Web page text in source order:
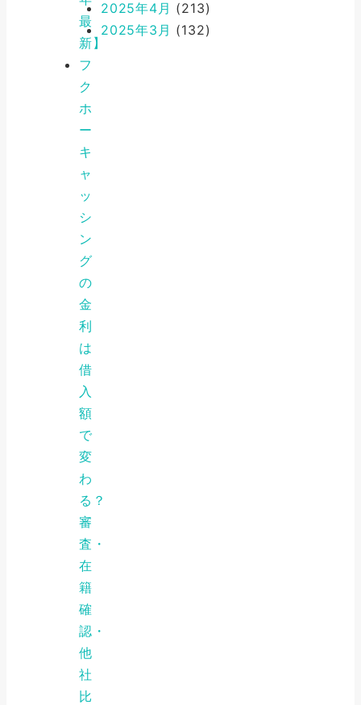
最
新】
フ
ク
ホ
ー
キ
ャ
ッ
シ
ン
グ
の
金
利
は
借
入
額
で
変
わ
る？
審
査・
在
籍
確
認・
他
社
比
2025年4月 (213)
2025年3月 (132)